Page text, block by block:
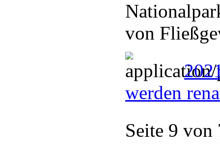
von
werden
Seite 9 von